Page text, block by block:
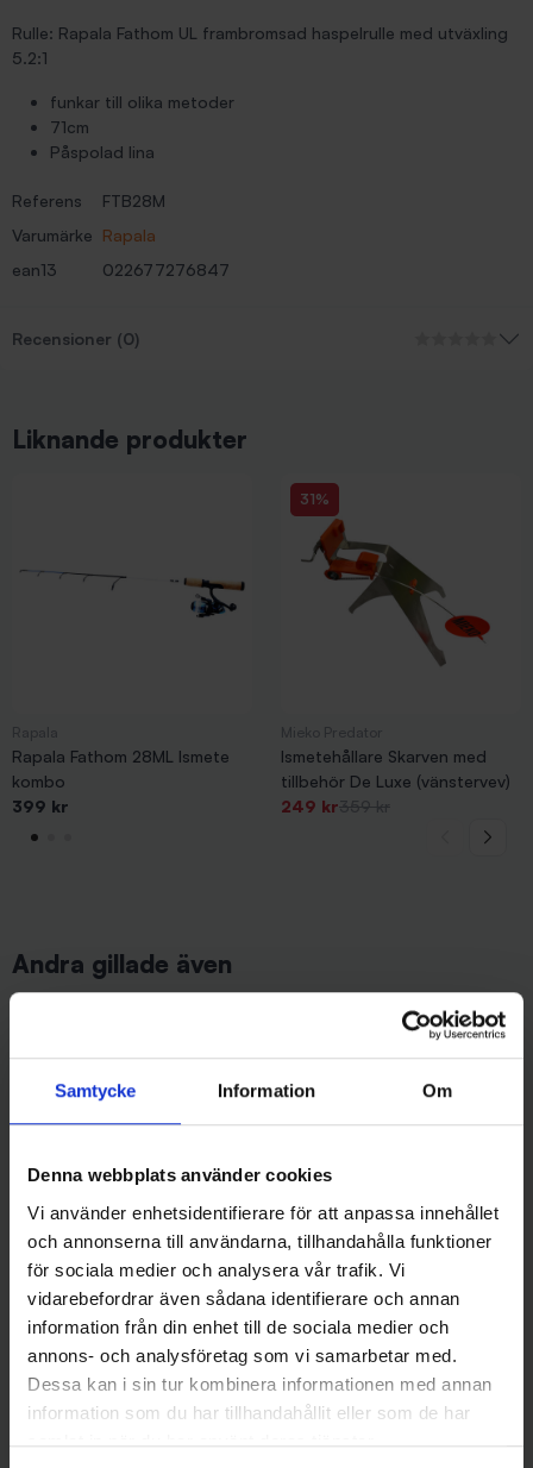
Samtycke Information Om
Denna webbplats använder cookies
Vi använder enhetsidentifierare för att anpassa innehållet
och annonserna till användarna, tillhandahålla funktioner
för sociala medier och analysera vår trafik. Vi
vidarebefordrar även sådana identifierare och annan
information från din enhet till de sociala medier och
annons- och analysföretag som vi samarbetar med.
Dessa kan i sin tur kombinera informationen med annan
information som du har tillhandahållit eller som de har
samlat in när du har använt deras tjänster.
Rulle: Rapala Fathom UL frambromsad haspelrulle med utväxling
5.2:1
funkar till olika metoder
71cm
Påspolad lina
Referens
FTB28M
Varumärke Rapala
ean13
022677276847
Recensioner (0)
Liknande produkter
Rapala Fathom 28ML Ismete
kombo
399 kr
31%
Ismetehållare Skarven med
tillbehör De Luxe (vänstervev)
249 kr
-31%
Andra gillade även
Mieko Trollstav Black med
mormyska
99 kr
Rapala
Rapala Flatstick Centerpin
24ML Pimpel Combo
549 kr